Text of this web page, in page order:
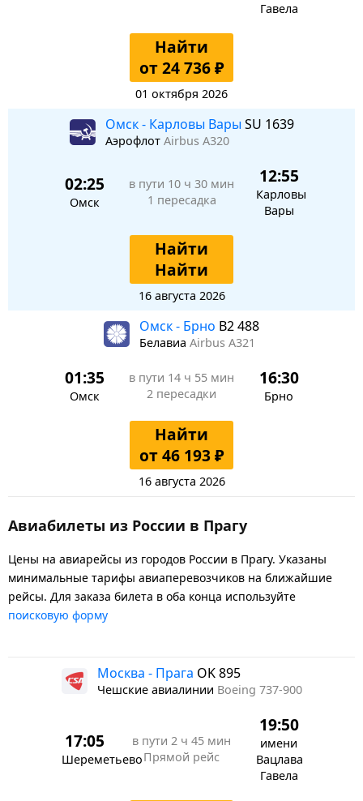
Гавела
Найти
от 24 736 ₽
01 октября 2026
Омск - Карловы Вары SU 1639
Аэрофлот Airbus A320
02:25
Омск
в пути 10 ч 30 мин
1 пересадка
12:55
Карловы
Вары
Найти
Найти
16 августа 2026
Омск - Брно B2 488
Белавиа Airbus A321
01:35
Омск
в пути 14 ч 55 мин
2 пересадки
16:30
Брно
Найти
от 46 193 ₽
16 августа 2026
Авиабилеты из России в Прагу
Цены на авиарейсы из городов России в Прагу. Указаны
минимальные тарифы авиаперевозчиков на ближайшие
рейсы. Для заказа билета в оба конца используйте
поисковую форму
Москва - Прага OK 895
Чешские авиалинии Boeing 737-900
17:05
Шереметьево
в пути 2 ч 45 мин
Прямой рейс
19:50
имени
Вацлава
Гавела